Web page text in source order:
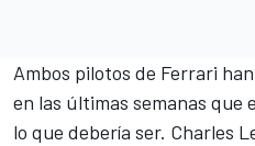
Ambos pilotos de Ferrari
en las últimas semanas que
lo que debería ser. Charles